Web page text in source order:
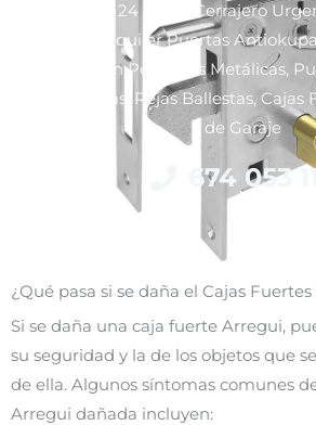
Cerrajeros 24 horas, Cerrajero
Venta y Alquiler Puertas
Reparación Persianas Metálicas,
Acorazadas, Rejas Ballestas, Cajas
de Garaje
674 053
¿Qué pasa si se daña el Cajas
Si se daña una caja fuerte Arregui,
su seguridad y la de los objetos que
de ella. Algunos síntomas comunes
Arregui dañada incluyen: